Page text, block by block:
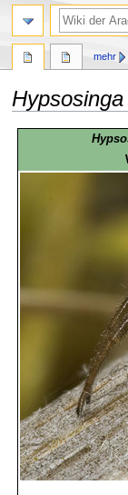
springen
springen
mehr